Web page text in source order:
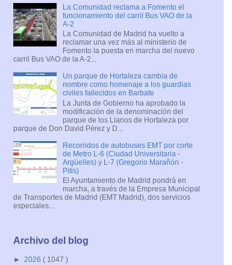
La Comunidad reclama a Fomento el
funcionamiento del carril Bus VAO de la
A-2
La Comunidad de Madrid ha vuelto a
reclamar una vez más al ministerio de
Fomento la puesta en marcha del nuevo
carril Bus VAO de la A-2...
Un parque de Hortaleza cambia de
nombre como homenaje a los guardias
civiles fallecidos en Barbate
La Junta de Gobierno ha aprobado la
modificación de la denominación del
parque de los Llanos de Hortaleza por
parque de Don David Pérez y D...
Recorridos de autobuses EMT por corte
de Metro L-6 (Ciudad Universitaria -
Argüelles) y L-7 (Gregorio Marañón -
Pitis)
El Ayuntamiento de Madrid pondrá en
marcha, a través de la Empresa Municipal
de Transportes de Madrid (EMT Madrid), dos servicios
especiales...
Archivo del blog
► 2026 ( 1047 )